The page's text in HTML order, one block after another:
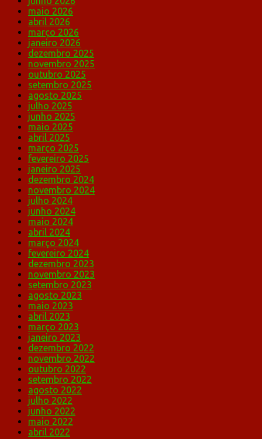
maio 2026
abril 2026
março 2026
janeiro 2026
dezembro 2025
novembro 2025
outubro 2025
setembro 2025
agosto 2025
julho 2025
junho 2025
maio 2025
abril 2025
março 2025
fevereiro 2025
janeiro 2025
dezembro 2024
novembro 2024
julho 2024
junho 2024
maio 2024
abril 2024
março 2024
fevereiro 2024
dezembro 2023
novembro 2023
setembro 2023
agosto 2023
maio 2023
abril 2023
março 2023
janeiro 2023
dezembro 2022
novembro 2022
outubro 2022
setembro 2022
agosto 2022
julho 2022
junho 2022
maio 2022
abril 2022